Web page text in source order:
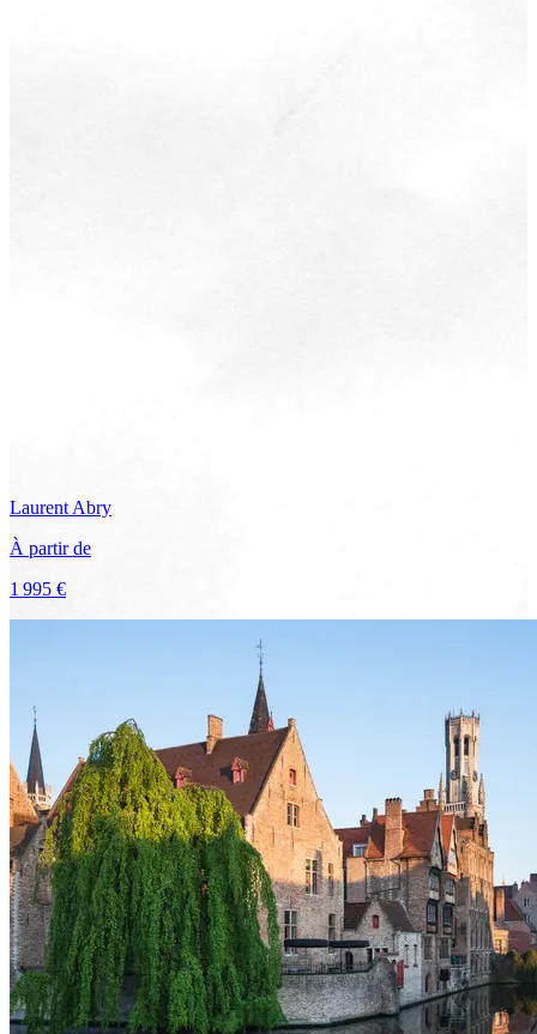
Laurent Abry
À partir de
1 995 €